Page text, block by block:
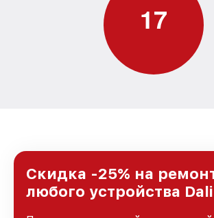
17
Скидка -25% на
любого устройства Dali